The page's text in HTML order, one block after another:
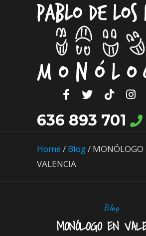
636 893 701
Home/ Blog/ MONÓLOGO
VALENCIA
Blog
MONÓLOGO EN